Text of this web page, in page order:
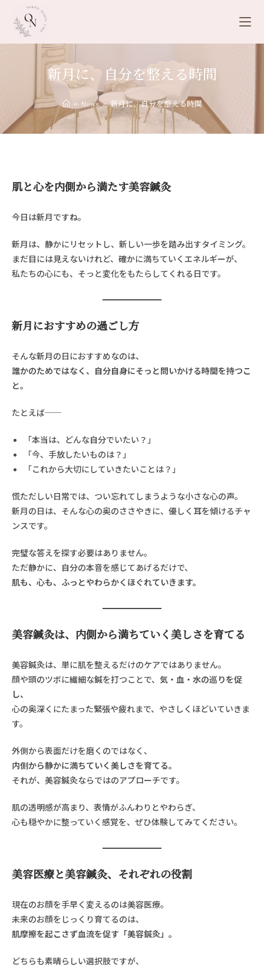
新月に、自分を整える時間
> News > 新月に、自分を整える時間
肌と心を内側から満たす美容鍼灸
今日は新月ですね。
新月は、静かにリセットし、新しい一歩を踏み出すタイミング。
まだ目には見えないけれど、確かに満ちていくエネルギーが、
私たちの心にも、そっと変化をもたらしてくれる日です。
新月におすすめの過ごし方
そんな新月の日におすすめなのは、
誰かのためではなく、自分自身にそっと問いかける時間を持つこ
と。
たとえば──
「本当は、どんな自分でいたい？」
「今、手放したいものは？」
「これから大切にしていきたいことは？」
慌ただしい日常では、つい忘れてしまうような小さな心の声。
新月の日は、そんな心の奥のささやきに、優しく耳を傾けるチャ
ンスです。
完璧な答えを探す必要はありません。
ただ静かに、自分の本音を感じてあげるだけで、
肌も、心も、ふっとやわらかくほぐれていきます。
美容鍼灸は、内側から満ちていく美しさを育てる
美容鍼灸は、単に肌を整えるだけのケアではありません。
顔や頭のツボに繊細な鍼を打つことで、 気・血・水の巡りを促
し、
心の奥深くにたまった緊張や疲れまで、やさしくほどいていきま
す。
外側から表面だけを磨くのではなく、
内側から静かに満ちていく美しさを育てる。
それが、美容鍼灸ならではのアプローチです。
肌の透明感が高まり、表情がふんわりとやわらぎ、
心も穏やかに整っていく感覚を、ぜひ体験してみてください。
美容医療と美容鍼灸、それぞれの役割
現在のお顔を手早く変えるのは美容医療。
未来のお顔をじっくり育てるのは、
肌摩擦を起こさず血流を促す「美容鍼灸」。
どちらも素晴らしい選択肢ですが、